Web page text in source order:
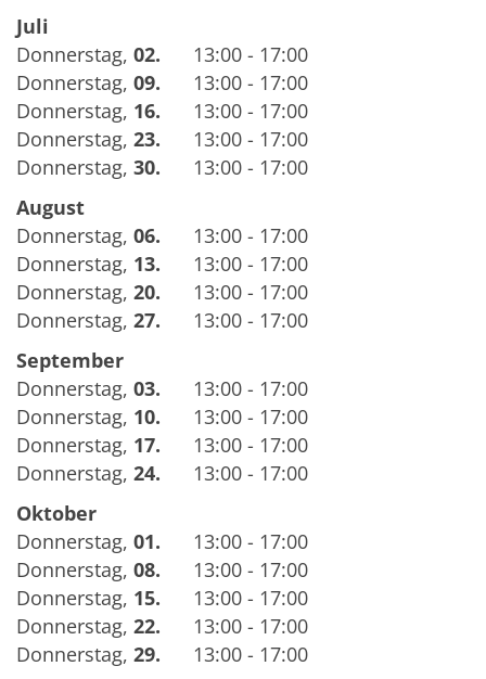
Juli
Donnerstag, 02.
13:00 - 17:00
Donnerstag, 09.
13:00 - 17:00
Donnerstag, 16.
13:00 - 17:00
Donnerstag, 23.
13:00 - 17:00
Donnerstag, 30.
13:00 - 17:00
August
Donnerstag, 06.
13:00 - 17:00
Donnerstag, 13.
13:00 - 17:00
Donnerstag, 20.
13:00 - 17:00
Donnerstag, 27.
13:00 - 17:00
September
Donnerstag, 03.
13:00 - 17:00
Donnerstag, 10.
13:00 - 17:00
Donnerstag, 17.
13:00 - 17:00
Donnerstag, 24.
13:00 - 17:00
Oktober
Donnerstag, 01.
13:00 - 17:00
Donnerstag, 08.
13:00 - 17:00
Donnerstag, 15.
13:00 - 17:00
Donnerstag, 22.
13:00 - 17:00
Donnerstag, 29.
13:00 - 17:00